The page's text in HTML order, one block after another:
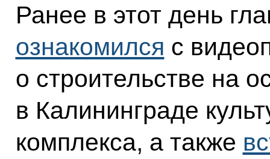
Ранее в этот день
ознакомился с
о строительстве на
в Калининграде
комплекса, а также